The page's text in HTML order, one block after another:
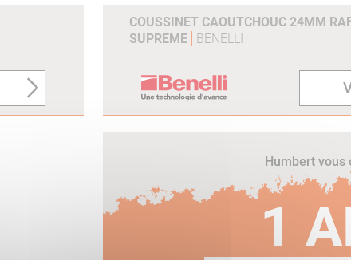
COUSSINET CAOUTCHOUC 24MM
SUPREME
BENELLI
Humbert vous
1